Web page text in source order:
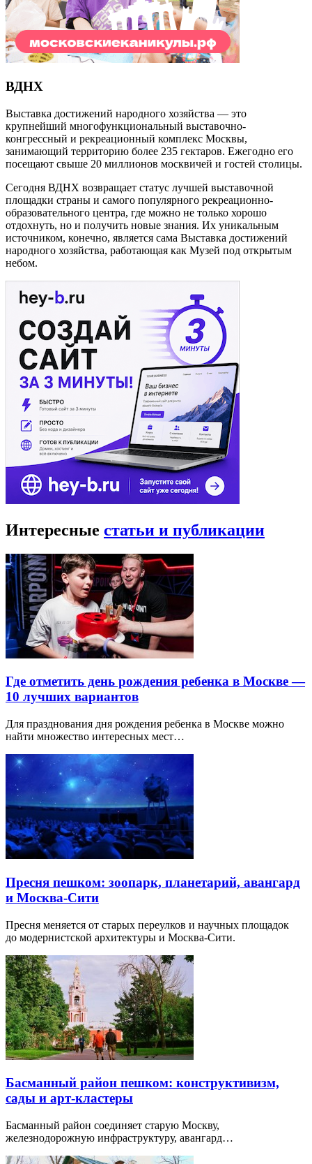
ВДНХ
Выставка достижений народного хозяйства — это
крупнейший многофункциональный выставочно-
конгрессный и рекреационный комплекс Москвы,
занимающий территорию более 235 гектаров. Ежегодно его
посещают свыше 20 миллионов москвичей и гостей столицы.
Сегодня ВДНХ возвращает статус лучшей выставочной
площадки страны и самого популярного рекреационно-
образовательного центра, где можно не только хорошо
отдохнуть, но и получить новые знания. Их уникальным
источником, конечно, является сама Выставка достижений
народного хозяйства, работающая как Музей под открытым
небом.
Интересные статьи и публикации
Где отметить день рождения ребенка в Москве —
10 лучших вариантов
Для празднования дня рождения ребенка в Москве можно
найти множество интересных мест…
Пресня пешком: зоопарк, планетарий, авангард
и Москва-Сити
Пресня меняется от старых переулков и научных площадок
до модернистской архитектуры и Москва-Сити.
Басманный район пешком: конструктивизм,
сады и арт-кластеры
Басманный район соединяет старую Москву,
железнодорожную инфраструктуру, авангард…